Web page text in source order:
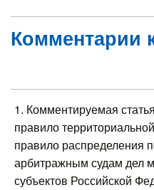
Комментарии
1. Комментируемая
правило
правило распределения
арбитражным судам дел
субъектов Российской